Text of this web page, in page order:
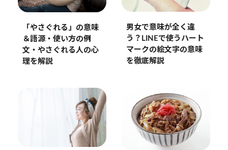
「やさぐれる」の意味
＆語源・使い方の例
文・やさぐれる人の心
理を解説
男女で意味が全く違
う？LINEで使うハート
マークの絵文字の意味
を徹底解説